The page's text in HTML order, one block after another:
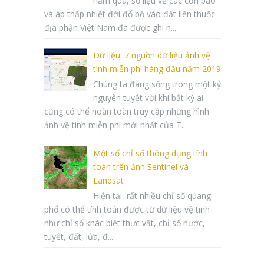
và áp thấp nhiệt đới đổ bộ vào đất liền thuộc
địa phận Việt Nam đã được ghi n...
Dữ liệu: 7 nguồn dữ liệu ảnh vệ
tinh miễn phí hàng đầu năm 2019
Chúng ta đang sống trong một kỷ
nguyên tuyệt vời khi bất kỳ ai
cũng có thể hoàn toàn truy cập những hình
ảnh vệ tinh miễn phí mới nhất của T...
Một số chỉ số thông dụng tính
toán trên ảnh Sentinel và
Landsat
Hiện tại, rất nhiều chỉ số quang
phổ có thể tính toán được từ dữ liệu vệ tinh
như chỉ số khác biệt thực vật, chỉ số nước,
tuyết, đất, lửa, đ...